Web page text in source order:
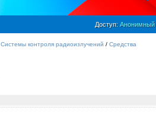
Доступ: Анонимный
Системы контроля радиоизлучений / Средства